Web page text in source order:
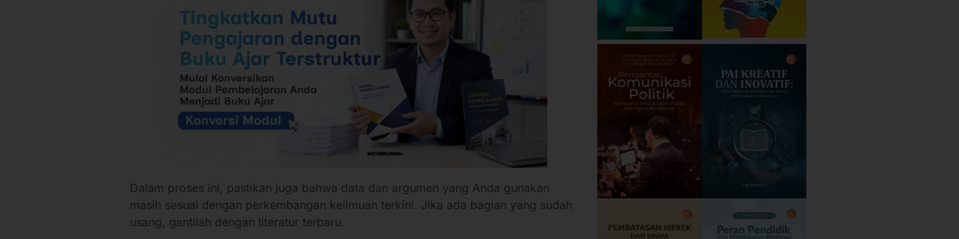
Dalam proses ini, pastikan juga bahwa data dan argumen yang Anda gunakan
masih sesuai dengan perkembangan keilmuan terkini. Jika ada bagian yang sudah
usang, gantilah dengan literatur terbaru.